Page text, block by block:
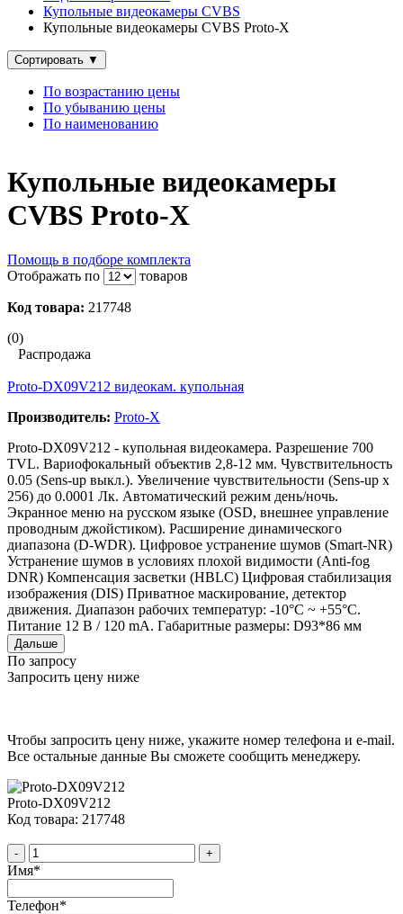
Купольные видеокамеры CVBS
Купольные видеокамеры CVBS Proto-X
Сортировать ▼
По возрастанию цены
По убыванию цены
По наименованию
Купольные видеокамеры
CVBS Proto-X
Помощь в подборе комплекта
Отображать по
товаров
Код товара: 217748
(0)
Распродажа
Proto-DX09V212 видеокам. купольная
Производитель: Proto-X
Proto-DX09V212 - купольная видеокамера. Разрешение 700
TVL. Вариофокальный объектив 2,8-12 мм. Чувствительность
0.05 (Sens-up выкл.). Увеличение чувствительности (Sens-up x
256) до 0.0001 Лк. Автоматический режим день/ночь.
Экранное меню на русском языке (OSD, внешнее управление
проводным джойстиком). Расширение динамического
диапазона (D-WDR). Цифровое устранение шумов (Smart-NR)
Устранение шумов в условиях плохой видимости (Anti-fog
DNR) Компенсация засветки (HBLC) Цифровая стабилизация
изображения (DIS) Приватное маскирование, детектор
движения. Диапазон рабочих температур: -10°C ~ +55°C.
Питание 12 В / 120 mA. Габаритные размеры: D93*86 мм
Дальше
По запросу
Запросить цену ниже
Чтобы запросить цену ниже, укажите номер телефона и e-mail.
Все остальные данные Вы сможете сообщить менеджеру.
Proto-DX09V212
Код товара: 217748
- +
Имя*
Телефон*